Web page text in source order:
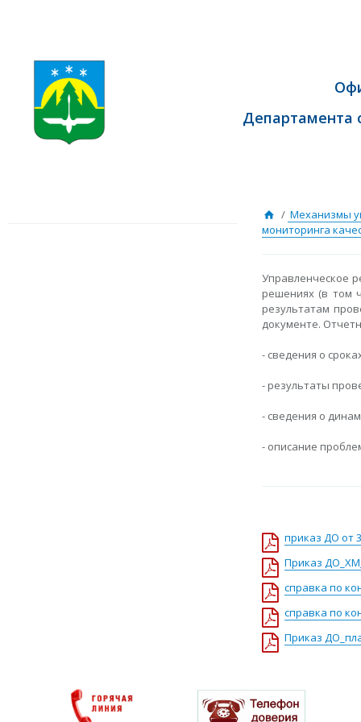
Департамента
/ Механизмы
мониторинга
​Управленческое
решениях (в том
результатам
документе.
- сведения о
- результаты
- сведения о
- описание
приказ ДО от
Приказ
справка по
справка по
Приказ